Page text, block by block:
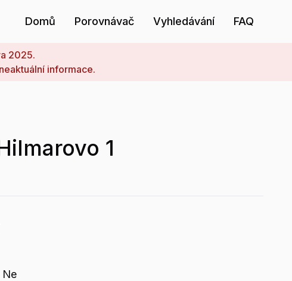
Domů Porovnávač Vyhledávání FAQ
2025.
informace.
1
Ne